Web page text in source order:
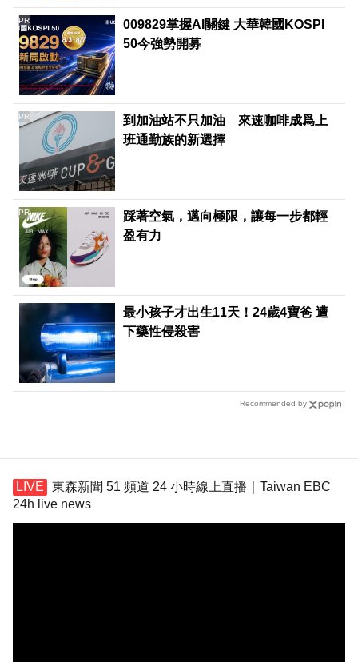
009829掌握AI關鍵 大華韓國KOSPI
50今強勢開募
PR
到加油站不只加油 來速咖啡成爲上
班通勤族的新選擇
PR
踩著空氣，邁向極限，讓每一步都輕
盈有力
PR
最小孩子才出生11天！24歲4寶爸 遭
下藥性侵殺害
Recommended by
東森新聞 51 頻道 24 小時線上直播｜Taiwan EBC
24h live news